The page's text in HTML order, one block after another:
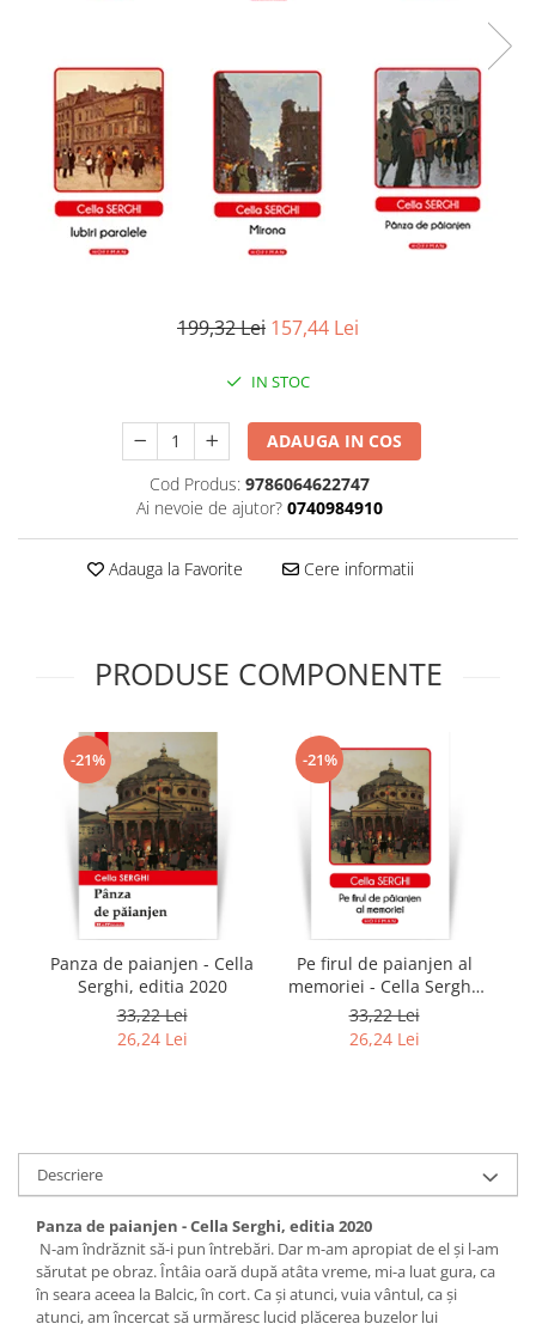
Contemporana
Moderna
Romana
Universala
Universala
Non-fictiune
Publicistica / Reportaje / Interviuri
Sociologie si filozofie
199,32 Lei 157,44 Lei
IN STOC
ADAUGA IN COS
Cod Produs: 9786064622747
Ai nevoie de ajutor? 0740984910
Adauga la Favorite Cere informatii
PRODUSE COMPONENTE
-21%
Panza de paianjen - Cella
Serghi, editia 2020
33,22 Lei
26,24 Lei
-21%
Pe firul de paianjen al
memoriei - Cella Serghi,
editia 2020
33,22 Lei
26,24 Lei
Descriere
Panza de paianjen - Cella Serghi, editia 2020
N-am îndrăznit să-i pun întrebări. Dar m-am apropiat de el şi l-am
sărutat pe obraz. Întâia oară după atâta vreme, mi-a luat gura, ca
în seara aceea la Balcic, în cort. Ca şi atunci, vuia vântul, ca şi
atunci, am încercat să urmăresc lucid plăcerea buzelor lui